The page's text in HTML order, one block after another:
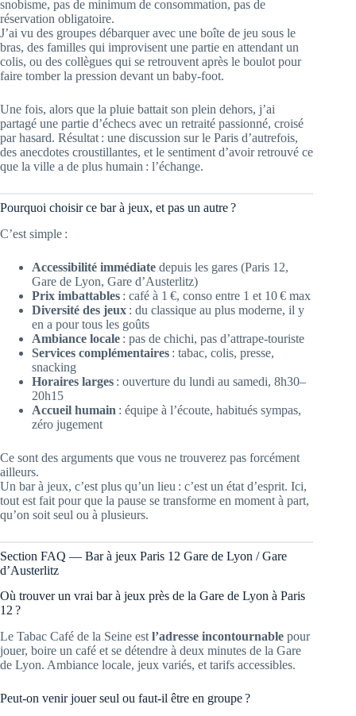
snobisme, pas de minimum de consommation, pas de
réservation obligatoire.
J’ai vu des groupes débarquer avec une boîte de jeu sous le
bras, des familles qui improvisent une partie en attendant un
colis, ou des collègues qui se retrouvent après le boulot pour
faire tomber la pression devant un baby-foot.
Une fois, alors que la pluie battait son plein dehors, j’ai
partagé une partie d’échecs avec un retraité passionné, croisé
par hasard. Résultat : une discussion sur le Paris d’autrefois,
des anecdotes croustillantes, et le sentiment d’avoir retrouvé ce
que la ville a de plus humain : l’échange.
Pourquoi choisir ce bar à jeux, et pas un autre ?
C’est simple :
Accessibilité immédiate depuis les gares (Paris 12,
Gare de Lyon, Gare d’Austerlitz)
Prix imbattables : café à 1 €, conso entre 1 et 10 € max
Diversité des jeux : du classique au plus moderne, il y
en a pour tous les goûts
Ambiance locale : pas de chichi, pas d’attrape-touriste
Services complémentaires : tabac, colis, presse,
snacking
Horaires larges : ouverture du lundi au samedi, 8h30–
20h15
Accueil humain : équipe à l’écoute, habitués sympas,
zéro jugement
Ce sont des arguments que vous ne trouverez pas forcément
ailleurs.
Un bar à jeux, c’est plus qu’un lieu : c’est un état d’esprit. Ici,
tout est fait pour que la pause se transforme en moment à part,
qu’on soit seul ou à plusieurs.
Section FAQ — Bar à jeux Paris 12 Gare de Lyon / Gare
d’Austerlitz
Où trouver un vrai bar à jeux près de la Gare de Lyon à Paris
12 ?
Le Tabac Café de la Seine est l’adresse incontournable pour
jouer, boire un café et se détendre à deux minutes de la Gare
de Lyon. Ambiance locale, jeux variés, et tarifs accessibles.
Peut-on venir jouer seul ou faut-il être en groupe ?